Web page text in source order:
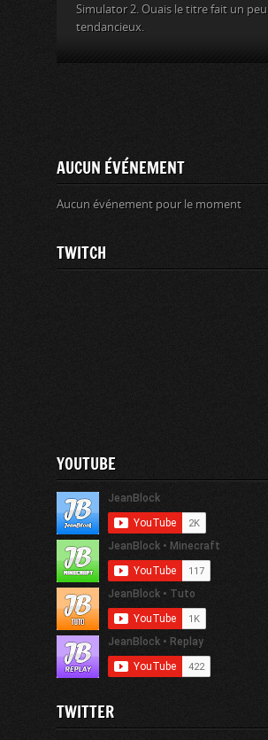
Simulator 2. Ouais le titre fait un peu
tendancieux.
AUCUN ÉVÉNEMENT
Aucun événement pour le moment
TWITCH
YOUTUBE
TWITTER